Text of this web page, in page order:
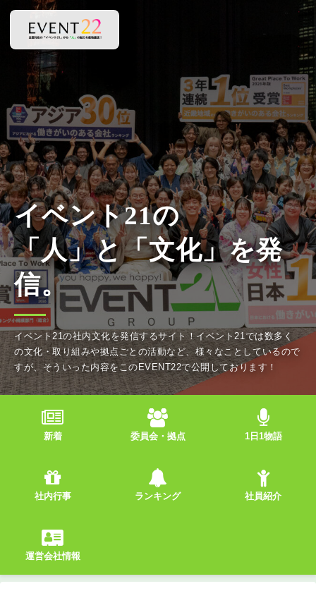
イベント21の社内文化を発信するサイト！イベント21では数多く
の文化・取り組みや拠点ごとの活動など、様々なことしているので
すが、そういった内容をこのEVENT22で公開しております！
新着 委員会・拠点 1日1物語
社内行事 ランキング 社員紹介
運営会社情報